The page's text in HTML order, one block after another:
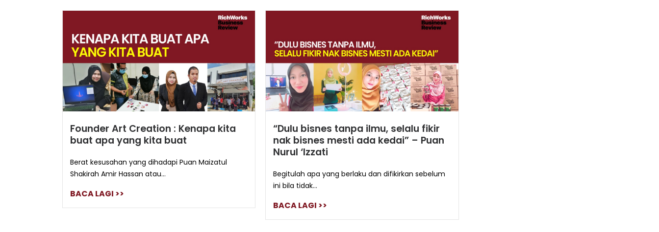
Founder Art Creation : Kenapa kita
buat apa yang kita buat
Berat kesusahan yang dihadapi Puan Maizatul
Shakirah Amir Hassan atau...
BACA LAGI >>
“Dulu bisnes tanpa ilmu, selalu fikir
nak bisnes mesti ada kedai” – Puan
Nurul ‘Izzati
Begitulah apa yang berlaku dan difikirkan sebelum
ini bila tidak...
BACA LAGI >>